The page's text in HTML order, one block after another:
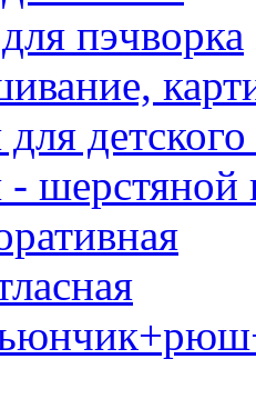
пэчворка
шерстяной